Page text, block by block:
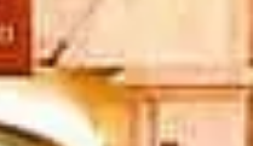
ký đều thuộc về chủ sở hữu
vé, vui lòng liên hệ trực
tôi